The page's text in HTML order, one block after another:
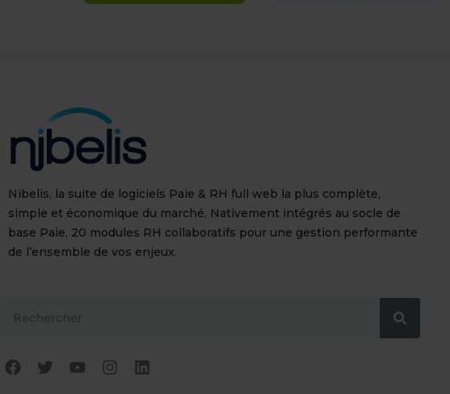
Nibelis, la suite de logiciels Paie & RH full web la plus complète,
simple et économique du marché. Nativement intégrés au socle de
base Paie, 20 modules RH collaboratifs pour une gestion performante
de l’ensemble de vos enjeux.
F
a
T
w
Y
o
I
n
L
i